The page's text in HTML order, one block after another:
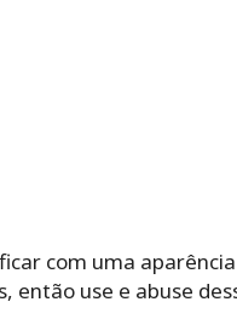
com uma
então use e abuse